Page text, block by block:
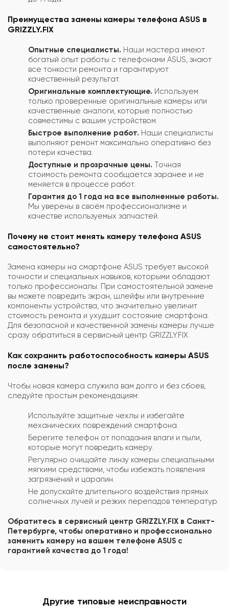
Преимущества замены камеры телефона ASUS в
GRIZZLY.FIX
Опытные специалисты. Наши мастера имеют
богатый опыт работы с телефонами ASUS, знают
все тонкости ремонта и гарантируют
качественный результат.
Оригинальные комплектующие. Используем
только проверенные оригинальные камеры или
качественные аналоги, которые полностью
совместимы с вашим устройством.
Быстрое выполнение работ. Наши специалисты
выполняют ремонт максимально оперативно без
потери качества.
Доступные и прозрачные цены. Точная
стоимость ремонта сообщается заранее и не
меняется в процессе работ.
Гарантия до 1 года на все выполненные работы.
Мы уверены в своём профессионализме и
качестве используемых запчастей.
Почему не стоит менять камеру телефона ASUS
самостоятельно?
Замена камеры на смартфоне ASUS требует высокой
точности и специальных навыков, которыми обладают
только профессионалы. При самостоятельной замене
вы можете повредить экран, шлейфы или внутренние
компоненты устройства, что значительно увеличит
стоимость ремонта и ухудшит состояние смартфона.
Для безопасной и качественной замены камеры лучше
сразу обратиться в сервисный центр GRIZZLY.FIX.
Как сохранить работоспособность камеры ASUS
после замены?
Чтобы новая камера служила вам долго и без сбоев,
следуйте простым рекомендациям:
Используйте защитные чехлы и избегайте
механических повреждений смартфона.
Берегите телефон от попадания влаги и пыли,
которые могут повредить камеру.
Регулярно очищайте линзу камеры специальными
мягкими средствами, чтобы избежать появления
загрязнений и царапин.
Не допускайте длительного воздействия прямых
солнечных лучей и резких перепадов температур.
Обратитесь в сервисный центр GRIZZLY.FIX в Санкт-
Петербурге, чтобы оперативно и профессионально
заменить камеру на вашем телефоне ASUS с
гарантией качества до 1 года!
Другие типовые неисправности